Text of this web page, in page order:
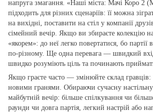
напруга змагання. «Наші міста: Мачі Коро 2
підходить для різних сценаріїв: її можна
на вихідні, поставити на стіл у компанії
сімейний вечір. Якщо ви збираєте колекцію
«якорем»: до неї легко повертатися, бо партії
по‑різному. Ще одна перевага — швидкий
швидко розуміють ціль та починають
Якщо граєте часто — змінюйте склад гравців:
новими гранями. Обираючи сучасну
майбутній вечір: більше спілкування чи
раунди чи довга партія, легкий настрій або